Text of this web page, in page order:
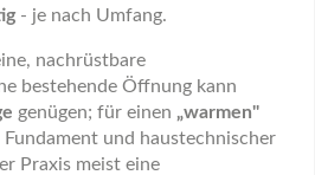
- je nach Umfang.
nachrüstbare
bestehende Öffnung kann
genügen; für einen „warmen"
und haustechnischer
Praxis meist eine